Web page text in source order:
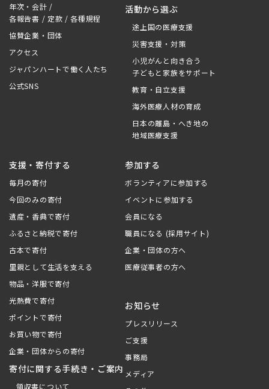
年次・会計 /
各報告書 / 定款 / 各種規程
協賛企業・団体
アクセス
ジャパンハートで働く人たち
公式SNS
活動から選ぶ
途上国の医療支援
災害支援・対策
小児がんと向き合う
子どもと家族をサポート
教育・自立支援
海外医療人材の育成
日本の離島・へき地の
地域医療支援
支援・寄付する
毎月の寄付
今回のみの寄付
遺産・香典で寄付
ふるさと納税で寄付
古本で寄付
里親として生活を支える
物品・洋服で寄付
光熱費で寄付
ポイントで寄付
お買い物で寄付
企業・団体からの寄付
寄付に関する手続き・ご案内
領収書について
参加する
ボランティアに参加する
イベントに参加する
会員になる
職員になる (採用サイト)
企業・団体の方へ
医療従事者の方へ
お知らせ
プレスリリース
ご支援
事務局
メディア